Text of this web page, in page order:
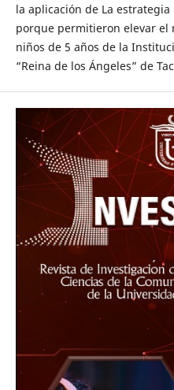
la aplicación de La estrategia
porque permitieron elevar el
niños de 5 años de la
“Reina de los Ángeles” de